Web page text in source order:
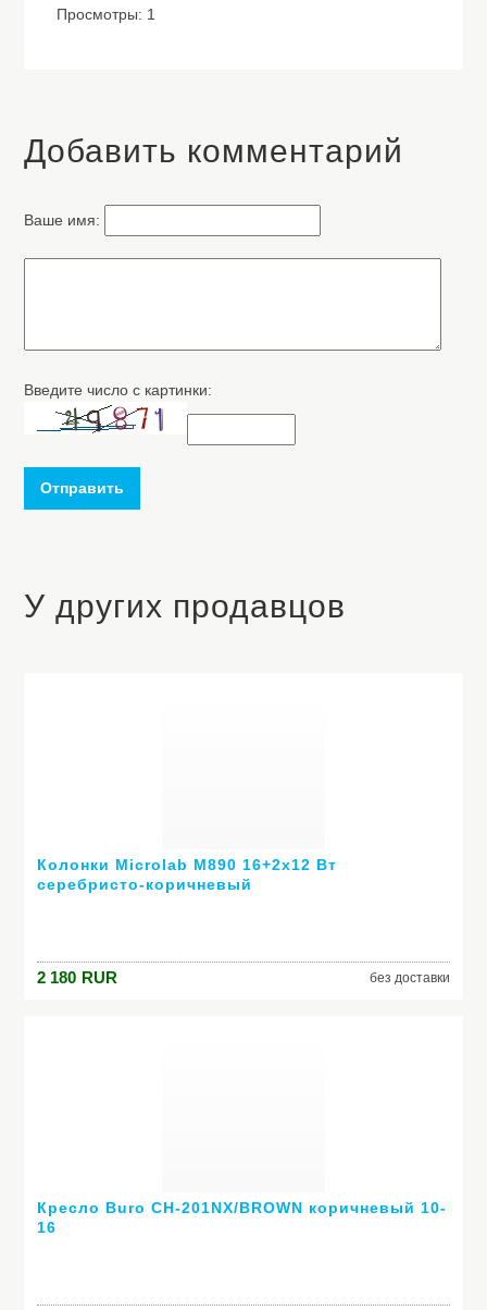
Просмотры: 1
Добавить комментарий
Ваше имя:
Введите число с картинки:
Отправить
У других продавцов
Колонки Microlab M890 16+2х12 Вт
серебристо-коричневый
2 180 RUR без доставки
Кресло Buro CH-201NX/BROWN коричневый 10-
16